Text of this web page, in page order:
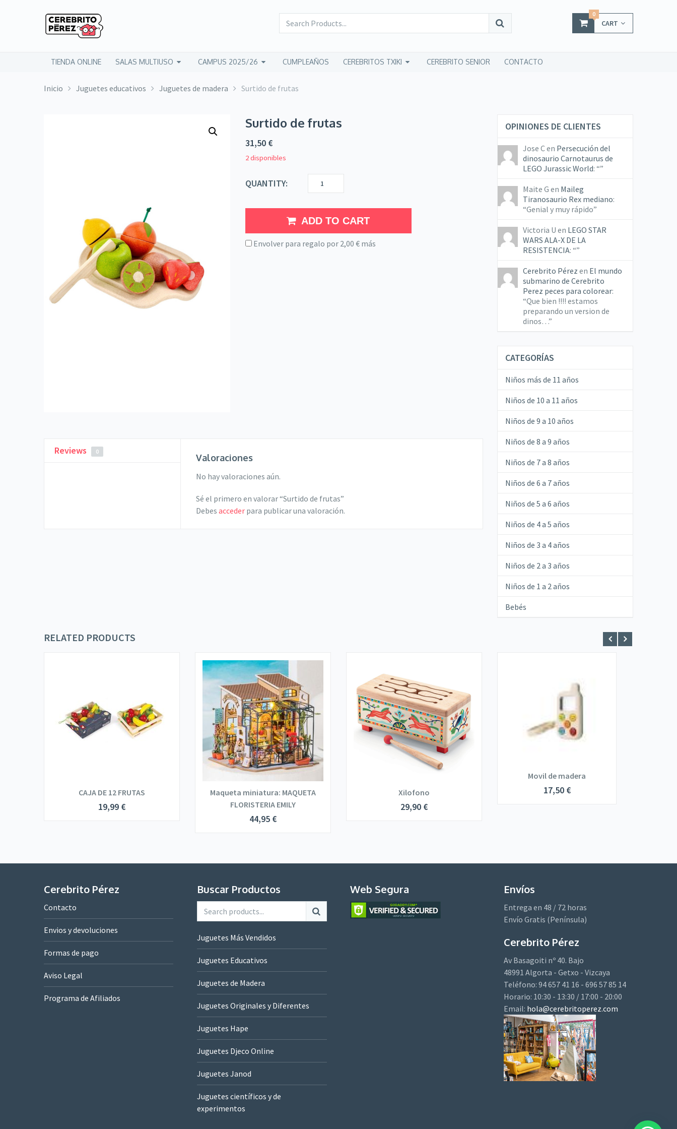
CART
0
TIENDA ONLINE SALAS MULTIUSO CAMPUS 2025/26 CUMPLEAÑOS CEREBRITOS TXIKI CEREBRITO SENIOR CONTACTO
Inicio Juguetes educativos Juguetes de madera Surtido de frutas
Surtido de frutas
31,50 €
2 disponibles
QUANTITY:
ADD TO CART
Envolver para regalo por 2,00 €más
Reviews 0
Valoraciones
No hay valoraciones aún.
Sé el primero en valorar “Surtido de frutas”
Debesacceder para publicar una valoración.
OPINIONES DE CLIENTES
Jose Cen Persecución del
dinosaurio Carnotaurus de
LEGO Jurassic World: “”
Maite G en Maileg
Tiranosaurio Rex mediano:
“Genial y muy rápido”
Victoria U en LEGO STAR
WARS ALA-X DE LA
RESISTENCIA: “”
Cerebrito Pérez en El mundo
submarino de Cerebrito
Perez peces para colorear:
“Que bien !!!! estamos
preparando un version de
dinos…”
CATEGORÍAS
Niños más de 11 años
Niños de 10 a 11 años
Niños de 9 a 10 años
Niños de 8 a 9 años
Niños de 7 a 8 años
Niños de 6 a 7 años
Niños de 5 a 6 años
Niños de 4 a 5 años
Niños de 3 a 4 años
Niños de 2 a 3 años
Niños de 1 a 2 años
Bebés
RELATED PRODUCTS
CAJA DE 12 FRUTAS
19,99 €
Maqueta miniatura: MAQUETA
FLORISTERIA EMILY
44,95 €
Xilofono
29,90 €
Movil de madera
17,50 €
Cerebrito Pérez
Contacto
Envios y devoluciones
Formas de pago
Aviso Legal
Programa de Afiliados
Buscar Productos
Juguetes Más Vendidos
Juguetes Educativos
Juguetes de Madera
Juguetes Originales y Diferentes
Juguetes Hape
Juguetes Djeco Online
Juguetes Janod
Juguetes científicos y de
experimentos
Web Segura Envíos
Entrega en 48 / 72 horas
Envío Gratis (Península)
Cerebrito Pérez
Av Basagoiti nº 40. Bajo
48991 Algorta - Getxo - Vizcaya
Teléfono: 94 657 41 16 - 696 57 85 14
Horario: 10:30 - 13:30 / 17:00 - 20:00
Email: hola@cerebritoperez.com